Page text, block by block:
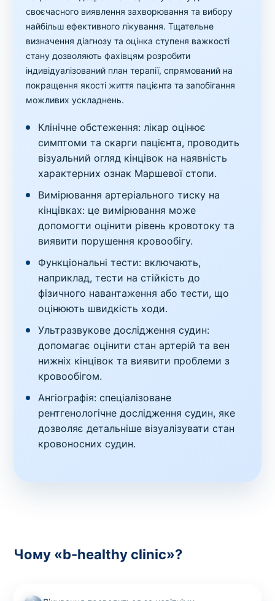
своєчасного виявлення захворювання та вибору
найбільш ефективного лікування. Тщательне
визначення діагнозу та оцінка ступеня важкості
стану дозволяють фахівцям розробити
індивідуалізований план терапії, спрямований на
покращення якості життя пацієнта та запобігання
можливих ускладнень.
Клінічне обстеження: лікар оцінює
симптоми та скарги пацієнта, проводить
візуальний огляд кінцівок на наявність
характерних ознак Маршевої стопи.
Вимірювання артеріального тиску на
кінцівках: це вимірювання може
допомогти оцінити рівень кровотоку та
виявити порушення кровообігу.
Функціональні тести: включають,
наприклад, тести на стійкість до
фізичного навантаження або тести, що
оцінюють швидкість ходи.
Ультразвукове дослідження судин:
допомагає оцінити стан артерій та вен
нижніх кінцівок та виявити проблеми з
кровообігом.
Ангіографія: спеціалізоване
рентгенологічне дослідження судин, яке
дозволяє детальніше візуалізувати стан
кровоносних судин.
Чому «b-healthy clinic»?